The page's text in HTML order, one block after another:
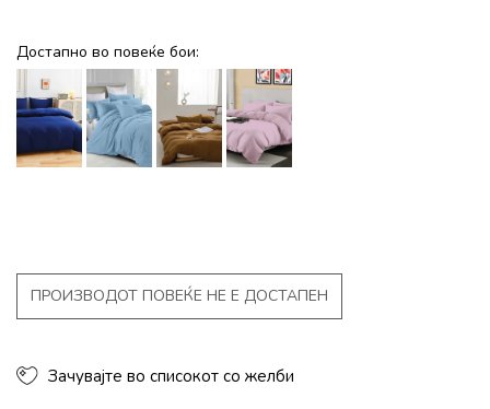
Достапно во повеќе бои:
ПРОИЗВОДОТ ПОВЕЌЕ НЕ Е ДОСТАПЕН
Зачувајте во списокот со желби